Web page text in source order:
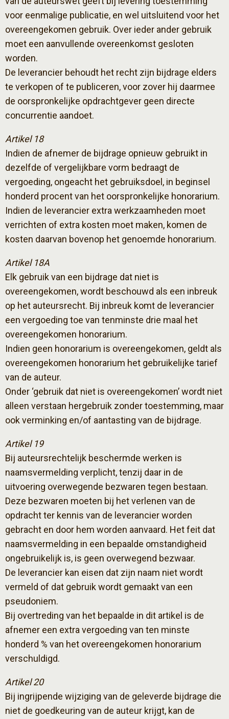
voor eenmalige publicatie, en wel uitsluitend voor het
overeengekomen gebruik. Over ieder ander gebruik
moet een aanvullende overeenkomst gesloten
worden.
De leverancier behoudt het recht zijn bijdrage elders
te verkopen of te publiceren, voor zover hij daarmee
de oorspronkelijke opdrachtgever geen directe
concurrentie aandoet.
Artikel 18
Indien de afnemer de bijdrage opnieuw gebruikt in
dezelfde of vergelijkbare vorm bedraagt de
vergoeding, ongeacht het gebruiksdoel, in beginsel
honderd procent van het oorspronkelijke honorarium.
Indien de leverancier extra werkzaamheden moet
verrichten of extra kosten moet maken, komen de
kosten daarvan bovenop het genoemde honorarium.
Artikel 18A
Elk gebruik van een bijdrage dat niet is
overeengekomen, wordt beschouwd als een inbreuk
op het auteursrecht. Bij inbreuk komt de leverancier
een vergoeding toe van tenminste drie maal het
overeengekomen honorarium.
Indien geen honorarium is overeengekomen, geldt als
overeengekomen honorarium het gebruikelijke tarief
van de auteur.
Onder ‘gebruik dat niet is overeengekomen’ wordt niet
alleen verstaan hergebruik zonder toestemming, maar
ook verminking en/of aantasting van de bijdrage.
Artikel 19
Bij auteursrechtelijk beschermde werken is
naamsvermelding verplicht, tenzij daar in de
uitvoering overwegende bezwaren tegen bestaan.
Deze bezwaren moeten bij het verlenen van de
opdracht ter kennis van de leverancier worden
gebracht en door hem worden aanvaard. Het feit dat
naamsvermelding in een bepaalde omstandigheid
ongebruikelijk is, is geen overwegend bezwaar.
De leverancier kan eisen dat zijn naam niet wordt
vermeld of dat gebruik wordt gemaakt van een
pseudoniem.
Bij overtreding van het bepaalde in dit artikel is de
afnemer een extra vergoeding van ten minste
honderd % van het overeengekomen honorarium
verschuldigd.
Artikel 20
Bij ingrijpende wijziging van de geleverde bijdrage die
niet de goedkeuring van de auteur krijgt, kan de